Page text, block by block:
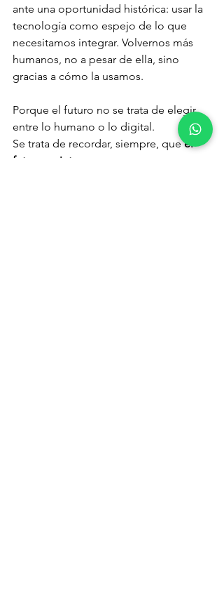
ante una oportunidad histórica: usar la
tecnología como espejo de lo que
necesitamos integrar. Volvernos más
humanos, no a pesar de ella, sino
gracias a cómo la usamos.
Porque el futuro no se trata de elegir
entre lo humano o lo digital.
Se trata de recordar, siempre, que el
futuro es interno